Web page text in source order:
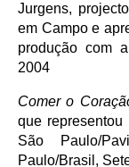
Jurgens,
em Campo e
produção com
2004
Comer o
que
São Paulo/
Paulo/Brasil,